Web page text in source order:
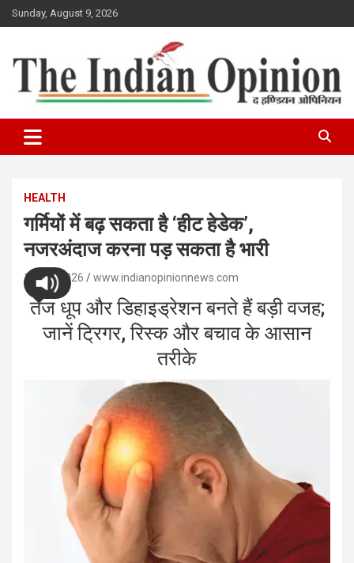
Skip
to
Sunday, August 9, 2026
Indian Opinion News
HEALTH
गर्मियों में बढ़ सकता है ‘हीट हेडेक’,
नजरअंदाज करना पड़ सकता है भारी
18/04/2026 www.indianopinionnews.com
तेज धूप और डिहाइड्रेशन बनते हैं बड़ी वजह;
जानें ट्रिगर, रिस्क और बचाव के आसान
तरीके